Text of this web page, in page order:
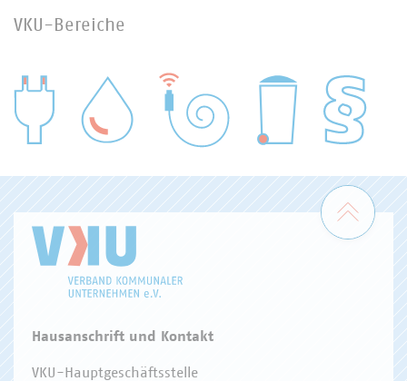
VKU-Bereiche
WASSER/ABWASSER
Zum
Hausanschrift und Kontakt
VKU-Hauptgeschäftsstelle